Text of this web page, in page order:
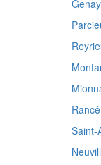
Genay
Rancé
Saint-